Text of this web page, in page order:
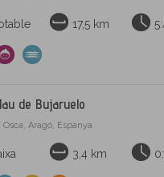
17,5 km
de Bujaruelo
Aragó, Espanya
3,4 km